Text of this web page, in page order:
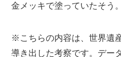
金メッキで塗っていたそう。
※こちらの内容は、世界遺
導き出した考察です。デー